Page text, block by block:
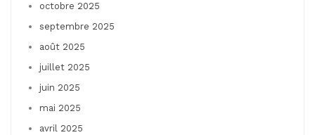
octobre 2025
septembre 2025
août 2025
juillet 2025
juin 2025
mai 2025
avril 2025